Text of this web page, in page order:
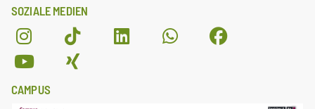
SOZIALE MEDIEN
CAMPUS